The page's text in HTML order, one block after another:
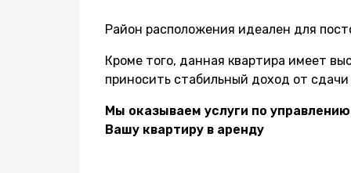
Район расположения идеален для
Кроме того, данная квартира имеет
приносить стабильный доход от
Мы оказываем услуги по
Вашу квартиру в аренду